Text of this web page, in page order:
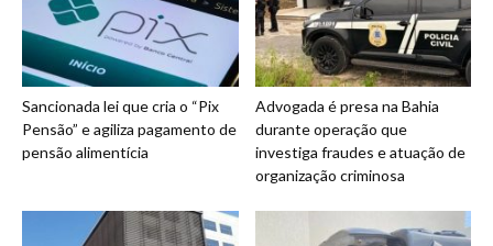
Sancionada lei que cria o “Pix
Pensão” e agiliza pagamento de
pensão alimentícia
Advogada é presa na Bahia
durante operação que
investiga fraudes e atuação de
organização criminosa